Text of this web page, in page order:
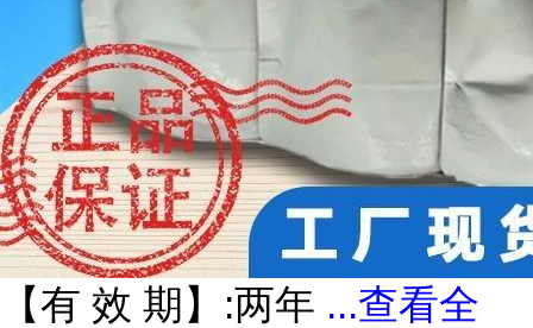
【有 效 期】:两年 ...查看全